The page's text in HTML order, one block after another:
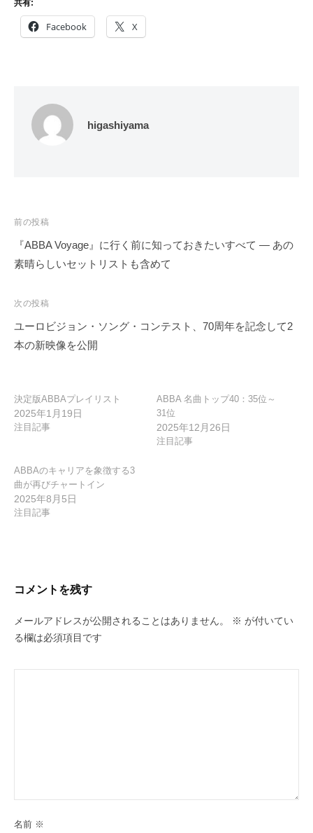
共有:
Facebook X
higashiyama
投
稿
ナ
ゲ
ー
シ
前の投稿
『ABBA Voyage』に行く前に知っておきたいすべて ― あの
素晴らしいセットリストも含めて
次の投稿
ユーロビジョン・ソング・コンテスト、70周年を記念して2
本の新映像を公開
決定版ABBAプレイリスト
2025年1月19日
注目記事
ABBA 名曲トップ40：35位～
31位
2025年12月26日
注目記事
ABBAのキャリアを象徴する3
曲が再びチャートイン
2025年8月5日
注目記事
コメントを残す
メールアドレスが公開されることはありません。 ※ が付いてい
る欄は必須項目です
名前 ※